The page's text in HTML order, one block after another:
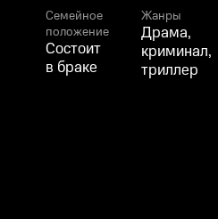
Семейное
положение
Состоит
в браке
Жанры
Драма,
криминал,
триллер